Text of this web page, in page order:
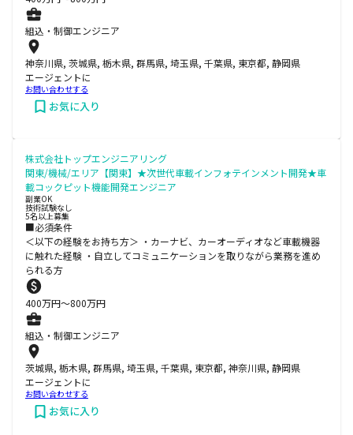
組込・制御エンジニア
神奈川県, 茨城県, 栃木県, 群馬県, 埼玉県, 千葉県, 東京都, 静岡県
エージェントに
お問い合わせする
お気に入り
株式会社トップエンジニアリング
関東/機械/エリア【関東】★次世代車載インフォテインメント開発★車
載コックピット機能開発エンジニア
副業OK
技術試験なし
5名以上募集
■必須条件
＜以下の経験をお持ち方＞ ・カーナビ、カーオーディオなど車載機器
に触れた経験 ・自立してコミュニケーションを取りながら業務を進め
られる方
400万円〜800万円
組込・制御エンジニア
茨城県, 栃木県, 群馬県, 埼玉県, 千葉県, 東京都, 神奈川県, 静岡県
エージェントに
お問い合わせする
お気に入り